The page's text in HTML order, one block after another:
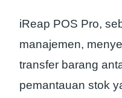
iReap POS Pro,
manajemen,
transfer barang
pemantauan stok